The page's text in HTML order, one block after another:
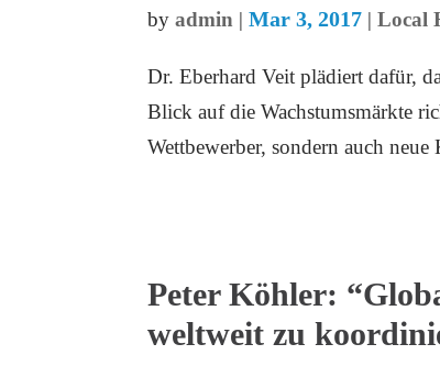
byadmin |Mar 3, 2017 |Local
Dr. Eberhard Veit plädiert dafür,
Blick auf die Wachstumsmärkte
Wettbewerber, sondern auch
Peter Köhler:
weltweit zu